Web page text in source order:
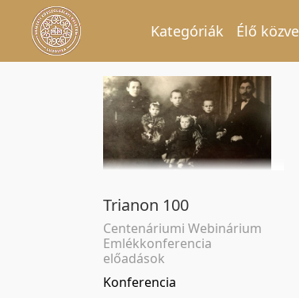
Kategóriák Élő
Trianon 100
Centenáriumi Webinárium
Emlékkonferencia
előadások
Konferencia